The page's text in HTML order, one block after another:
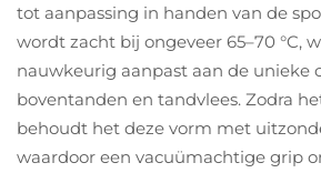
tot aanpassing in handen van de
wordt zacht bij ongeveer 65–70 °C,
nauwkeurig aanpast aan de unieke
boventanden en tandvlees. Zodra
behoudt het deze vorm met
waardoor een vacuümachtige grip